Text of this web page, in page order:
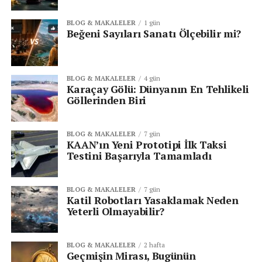
Vodafone, güçlü altyapı yatırımlarıyla 5G’nin
sağlayacağı hız ve kapasite artışını hem bireysel hem de
kurumsal müşterilerine sunmayı hedefliyor.
Senin reaksiyonun hangisi?
KATEGORİLER: |Teknoloji Haberleri|
ETIKETLER: 5G 5G ALTYAPI
5G LANSMANI
AKILLI TELEFON KAMPANYASI
DIJITAL DÖNÜŞÜM
BLOG & MAKALELER 1 gün
Beğeni Sayıları Sanatı Ölçebilir mi?
BLOG & MAKALELER 4 gün
Karaçay Gölü: Dünyanın En Tehlikeli
Göllerinden Biri
BLOG & MAKALELER 7 gün
KAAN’ın Yeni Prototipi İlk Taksi
Testini Başarıyla Tamamladı
BLOG & MAKALELER 7 gün
Katil Robotları Yasaklamak Neden
Yeterli Olmayabilir?
BLOG & MAKALELER 2 hafta
Geçmişin Mirası, Bugünün